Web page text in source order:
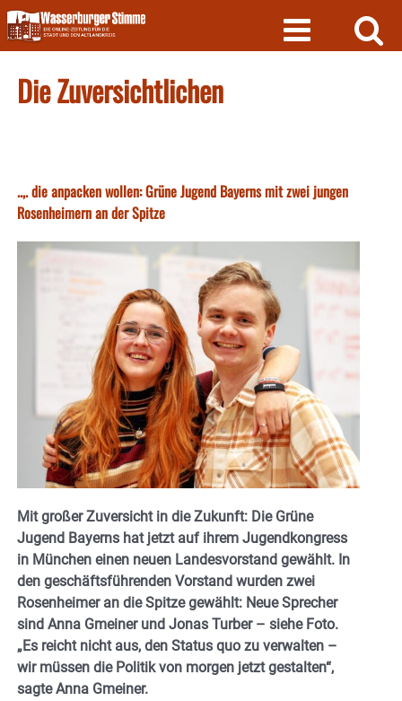
Skip
to
content
Die Zuversichtlichen
..,. die anpacken wollen: Grüne Jugend Bayerns mit zwei jungen
Rosenheimern an der Spitze
Mit großer Zuversicht in die Zukunft: Die Grüne
Jugend Bayerns hat jetzt auf ihrem Jugendkongress
in München einen neuen Landesvorstand gewählt. In
den geschäftsführenden Vorstand wurden zwei
Rosenheimer an die Spitze gewählt: Neue Sprecher
sind Anna Gmeiner und Jonas Turber – siehe Foto.
„Es reicht nicht aus, den Status quo zu verwalten –
wir müssen die Politik von morgen jetzt gestalten“,
sagte Anna Gmeiner.